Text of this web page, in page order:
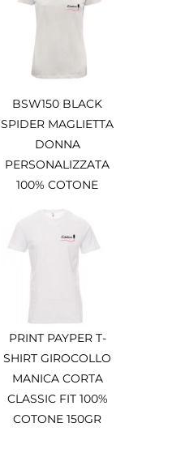
BSW150 BLACK
SPIDER MAGLIETTA
DONNA
PERSONALIZZATA
100% COTONE
PRINT PAYPER T-
SHIRT GIROCOLLO
MANICA CORTA
CLASSIC FIT 100%
COTONE 150GR